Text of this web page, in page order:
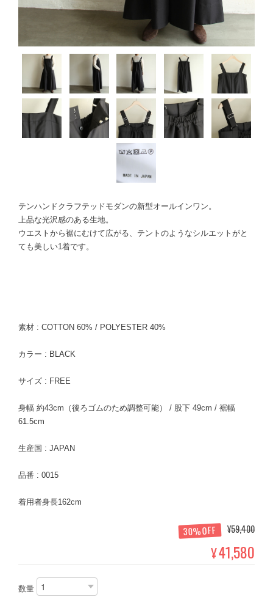
テンハンドクラフテッドモダンの新型オールインワン。
上品な光沢感のある生地。
ウエストから裾にむけて広がる、テントのようなシルエットがと
ても美しい1着です。
素材 : COTTON 60% / POLYESTER 40%
カラー : BLACK
サイズ : FREE
身幅 約43cm（後ろゴムのため調整可能） / 股下 49cm / 裾幅
61.5cm
生産国 : JAPAN
品番 : 0015
着用者身長162cm
30%OFF ¥59,400
¥41,580
数量